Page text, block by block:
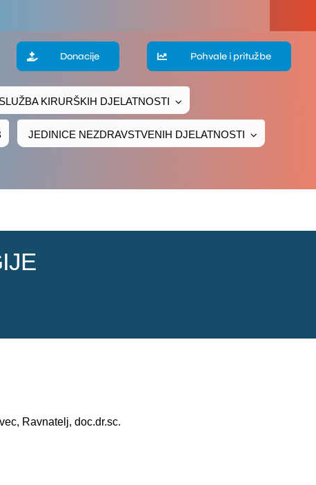
Donacije Pohvale i pritužbe
SLUŽBA KIRURŠKIH DJELATNOSTI
JEDINICE NEZDRAVSTVENIH DJELATNOSTI
Ravnatelj, doc.dr.sc.